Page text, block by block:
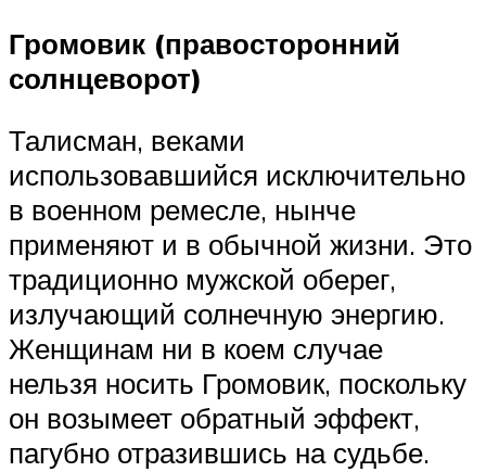
Громовик (правосторонний
солнцеворот)
Талисман, веками
использовавшийся исключительно
в военном ремесле, нынче
применяют и в обычной жизни. Это
традиционно мужской оберег,
излучающий солнечную энергию.
Женщинам ни в коем случае
нельзя носить Громовик, поскольку
он возымеет обратный эффект,
пагубно отразившись на судьбе.